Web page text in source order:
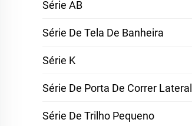
Série AB
Série De Tela De Banheira
Série K
Série De Porta De Correr Lateral
Série De Trilho Pequeno